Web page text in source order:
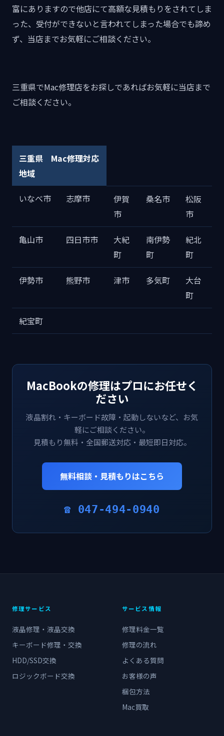
富にありますので他店にて高額な見積もりをされてしま
った、受付ができないと言われてしまった場合でも諦め
ず、当店までお気軽にご相談ください。
三重県でMac修理店をお探しであればお気軽に当店まで
ご相談ください。
三重県 Mac修理対応
地域
いなべ市 志摩市
伊賀
市
桑名市
松阪
市
亀山市 四日市市
大紀
町
南伊勢
町
紀北
町
伊勢市 熊野市 津市 多気町
大台
町
紀宝町
MacBookの修理はプロにお任せく
ださい
液晶割れ・キーボード故障・起動しないなど、お気
軽にご相談ください。
見積もり無料・全国郵送対応・最短即日対応。
無料相談・見積もりはこちら
☎ 047-494-0940
修理サービス
液晶修理・液晶交換
キーボード修理・交換
HDD/SSD交換
ロジックボード交換
サービス情報
修理料金一覧
修理の流れ
よくある質問
お客様の声
梱包方法
Mac買取